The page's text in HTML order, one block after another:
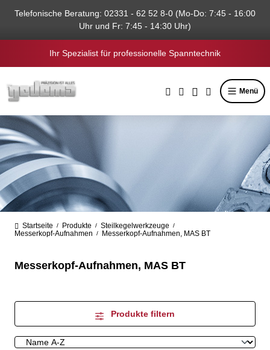
springen
Telefonische Beratung: 02331 - 62 52 8-0 (Mo-Do: 7:45 - 16:00
Uhr und Fr: 7:45 - 14:30 Uhr)
Ihr Spezialist für professionelle Spanntechnik
Menü
Startseite / Produkte / Steilkegelwerkzeuge /
Messerkopf-Aufnahmen / Messerkopf-Aufnahmen, MAS BT
Messerkopf-Aufnahmen, MAS BT
Produkte filtern